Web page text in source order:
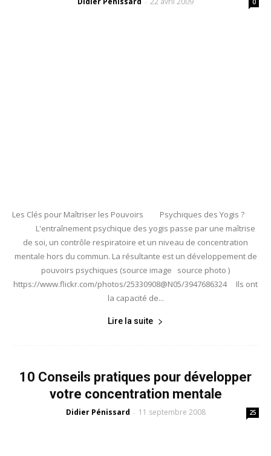
0
Les Clés pour Maîtriser les Pouvoirs Psychiques des Yogis ?
L'entraînement psychique des yogis passe par une maîtrise
de soi, un contrôle respiratoire et un niveau de concentration
mentale hors du commun. La résultante est un développement de
pouvoirs psychiques (source image source photo )
https://www.flickr.com/photos/25330908@N05/3947686324 Ils ont
la capacité de...
Lire la suite
10 Conseils pratiques pour développer
votre concentration mentale
Didier Pénissard - 11 septembre 2008 25